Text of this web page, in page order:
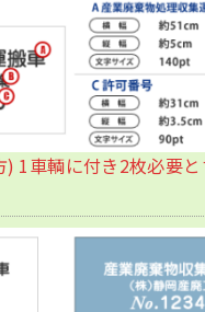
1車輌に付き2枚必要